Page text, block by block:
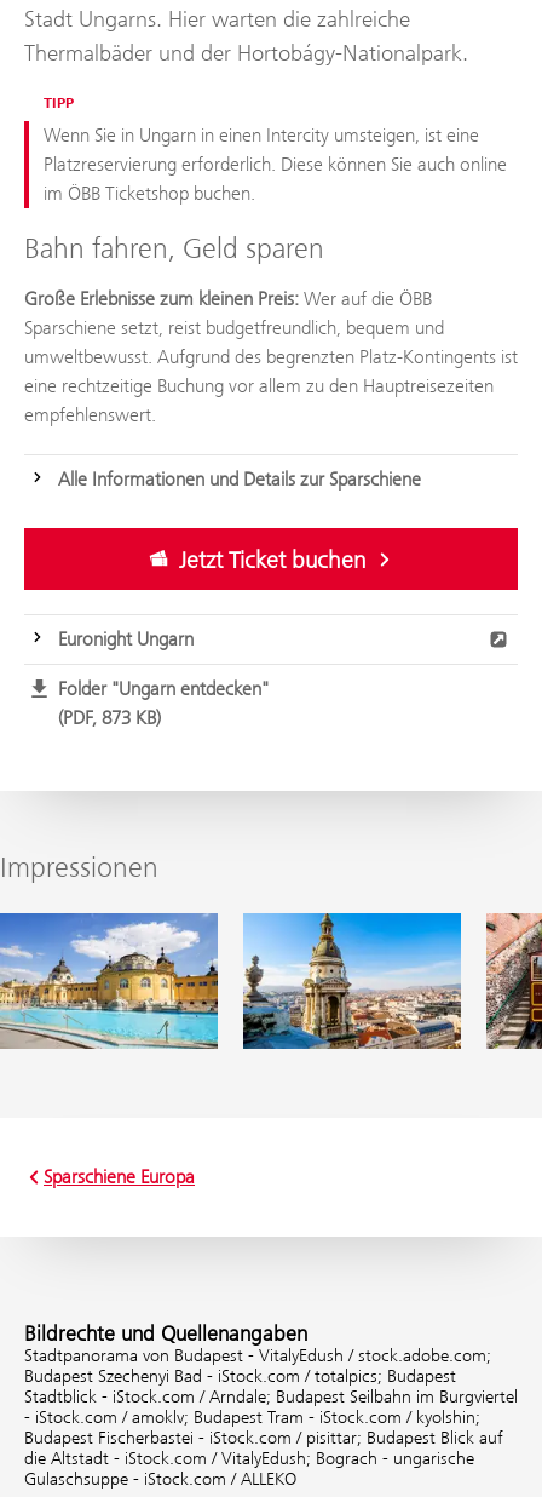
Stadt Ungarns. Hier warten die zahlreiche
Thermalbäder und der Hortobágy-Nationalpark.
TIPP
Wenn Sie in Ungarn in einen Intercity umsteigen, ist eine
Platzreservierung erforderlich. Diese können Sie auch online
im ÖBB Ticketshop buchen.
Bahn fahren, Geld sparen
Große Erlebnisse zum kleinen Preis: Wer auf die ÖBB
Sparschiene setzt, reist budgetfreundlich, bequem und
umweltbewusst. Aufgrund des begrenzten Platz-Kontingents ist
eine rechtzeitige Buchung vor allem zu den Hauptreisezeiten
empfehlenswert.
Alle Informationen und Details zur Sparschiene
Jetzt Ticket buchen
Euronight Ungarn
Folder "Ungarn entdecken"
PDF, 873 KB
Impressionen
Sparschiene Europa
Bildrechte und Quellenangaben
Stadtpanorama von Budapest - VitalyEdush / stock.adobe.com;
Budapest Szechenyi Bad - iStock.com / totalpics; Budapest
Stadtblick - iStock.com / Arndale; Budapest Seilbahn im Burgviertel
- iStock.com / amoklv; Budapest Tram - iStock.com / kyolshin;
Budapest Fischerbastei - iStock.com / pisittar; Budapest Blick auf
die Altstadt - iStock.com / VitalyEdush; Bograch - ungarische
Gulaschsuppe - iStock.com / ALLEKO